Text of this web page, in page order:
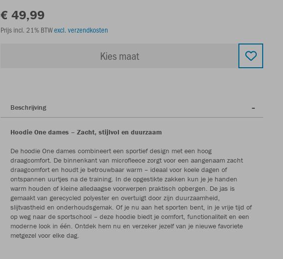
€ 49,99
Prijs incl. 21% BTWexcl. verzendkosten
Kies maat
Beschrijving
Hoodie One dames – Zacht, stijlvol en duurzaam
De hoodie One dames combineert een sportief design met een hoog
draagcomfort. De binnenkant van microfleece zorgt voor een aangenaam zacht
draagcomfort en houdt je betrouwbaar warm – ideaal voor koele dagen of
ontspannen uurtjes na de training. In de opgestikte zakken kun je je handen
warm houden of kleine alledaagse voorwerpen praktisch opbergen. De jas is
gemaakt van gerecycled polyester en overtuigt door zijn duurzaamheid,
slijtvastheid en onderhoudsgemak. Of je nu aan het sporten bent, in je vrije tijd of
op weg naar de sportschool – deze hoodie biedt je comfort, functionaliteit en een
moderne look in één. Ontdek hem nu en verzeker jezelf van je nieuwe favoriete
metgezel voor elke dag.